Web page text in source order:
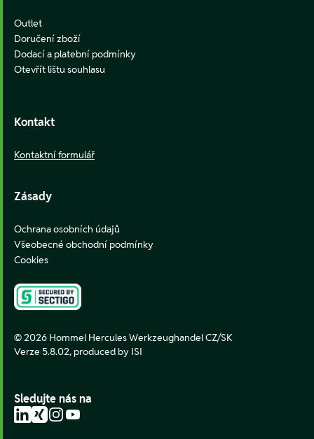
Outlet
Doručení zboží
Dodací a platební podmínky
Otevřít lištu souhlasu
Kontakt
Kontaktní formulář
Zásady
Ochrana osobních údajů
Všeobecné obchodní podmínky
Cookies
© 2026 Hommel Hercules Werkzeughandel CZ/SK
Verze 5.8.02, produced by ISI
Sledujte nás na
LinkedIn
XingInstagram
YouTube